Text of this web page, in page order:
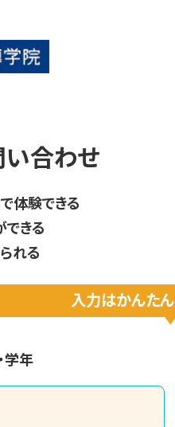
合わせ
体験できる
きる
れる
入力はかんたん
学年